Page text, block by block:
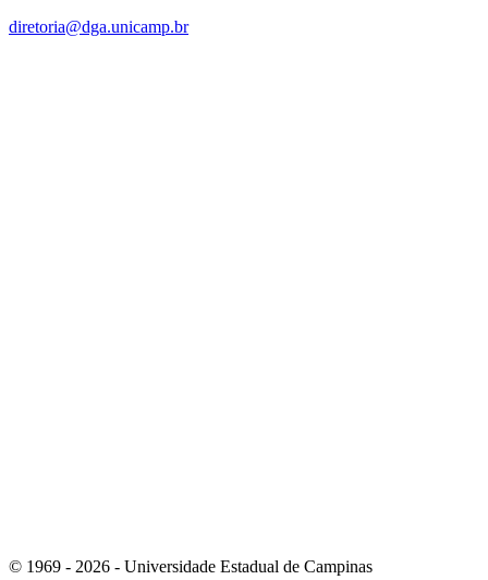
diretoria@dga.unicamp.br
© 1969 - 2026 - Universidade Estadual de Campinas